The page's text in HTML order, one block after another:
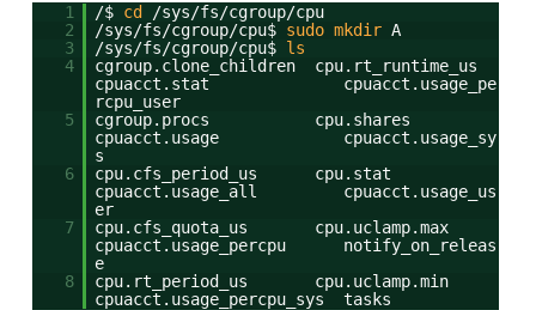
1 /$ cd
/sys/fs/cgroup/cpu
2
/sys/fs/cgroup/cpu$ sudo mkdir A
3
/sys/fs/cgroup/cpu$ ls
4
cgroup.clone_children cpu.rt_runtime_us
cpuacct.stat cpuacct.usage_pe
rcpu_user
5
cgroup.procs cpu.shares
cpuacct.usage cpuacct.usage_sy
s
6
cpu.cfs_period_us cpu.stat
cpuacct.usage_all cpuacct.usage_us
er
7
cpu.cfs_quota_us cpu.uclamp.max
cpuacct.usage_percpu notify_on_releas
e
8
cpu.rt_period_us cpu.uclamp.min
cpuacct.usage_percpu_sys tasks